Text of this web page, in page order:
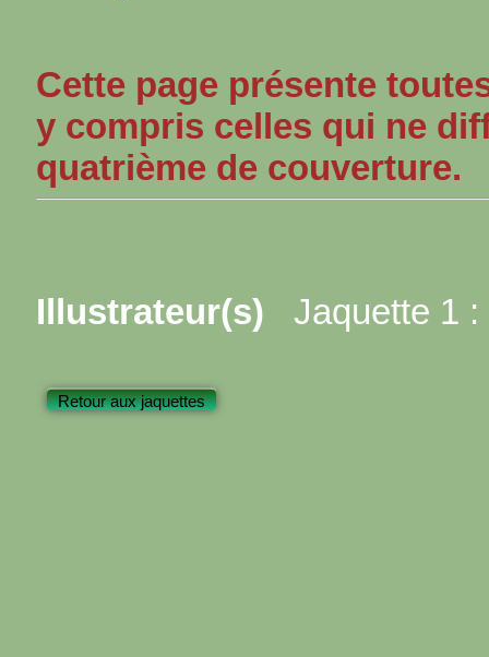
Cette page présente
y compris celles qui ne
quatrième de couverture.
Illustrateur(s) Jaquette 1 :
Retour aux jaquettes